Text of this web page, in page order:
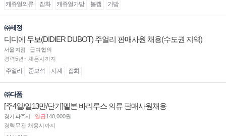
캐쥬얼의류 잡화 캐쥬얼가방 볼캡 가방
㈜세정
디디에 두보(DIDIER DUBOT) 주얼리 판매사원 채용(수도권 지역)
서울 지점
급여협의
경력5년↑ 채용시까지
주얼리 준보석 시계 잡화
㈜다폼
[주4일/일13만/단기]멜본 바리루스 의류 판매사원채용
경기 파주시 일급140,000원
경력무관 채용시까지